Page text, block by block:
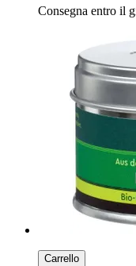
Consegna entro il
Carrello